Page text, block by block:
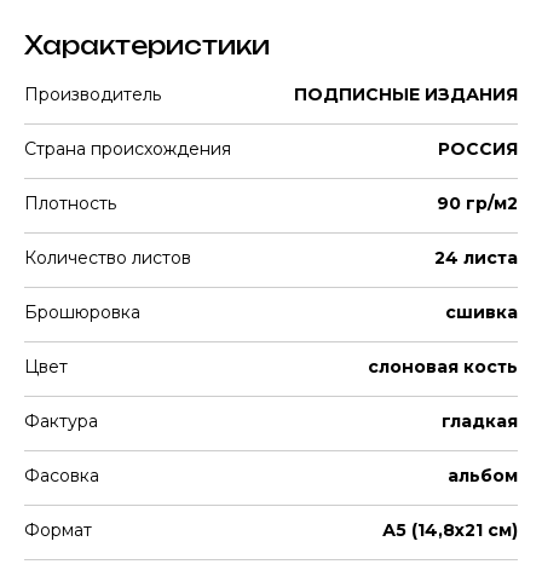
Характеристики
Производитель ПОДПИСНЫЕ ИЗДАНИЯ
Страна происхождения РОССИЯ
Плотность 90 гр/м2
Количество листов 24 листа
Брошюровка сшивка
Цвет слоновая кость
Фактура гладкая
Фасовка альбом
Формат А5 (14,8х21 см)